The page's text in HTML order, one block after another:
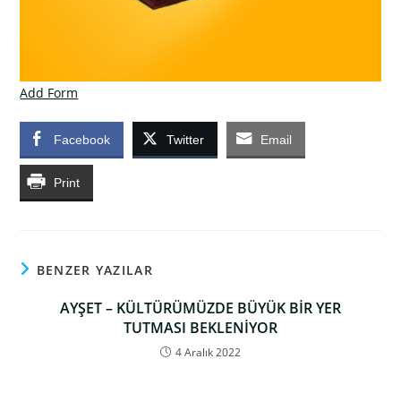
Add Form
Facebook Twitter Email
Print
BENZER YAZILAR
AYŞET – KÜLTÜRÜMÜZDE BÜYÜK BİR YER
TUTMASI BEKLENİYOR
4 Aralık 2022